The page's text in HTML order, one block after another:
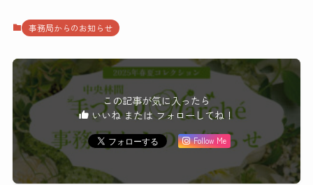
事務局からのお知らせ
この記事が気に入ったら
いいね または フォローしてね！
Follow Me